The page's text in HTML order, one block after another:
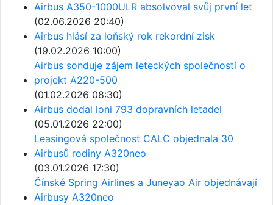
Airbus A350-1000ULR absolvoval svůj první let
(02.06.2026 20:40)
Airbus hlásí za loňský rok rekordní zisk
(19.02.2026 10:00)
Airbus sonduje zájem leteckých společností o
projekt A220-500
(01.02.2026 08:30)
Airbus dodal loni 793 dopravních letadel
(05.01.2026 22:00)
Leasingová společnost CALC objednala 30
Airbusů rodiny A320neo
(03.01.2026 17:30)
Čínské Spring Airlines a Juneyao Air objednávají
Airbusy A320neo